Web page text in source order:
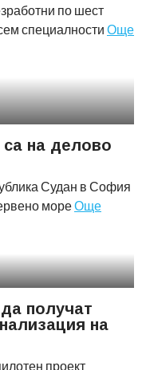
по шест
специалности Още
на делово
Судан в София
мореОще
получат
на
проект